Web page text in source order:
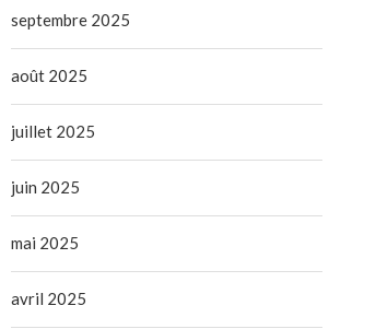
septembre 2025
août 2025
juillet 2025
juin 2025
mai 2025
avril 2025